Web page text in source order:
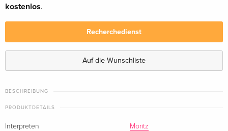
kostenlos.
Recherchedienst
Auf die Wunschliste
BESCHREIBUNG
PRODUKTDETAILS
Interpreten Moritz